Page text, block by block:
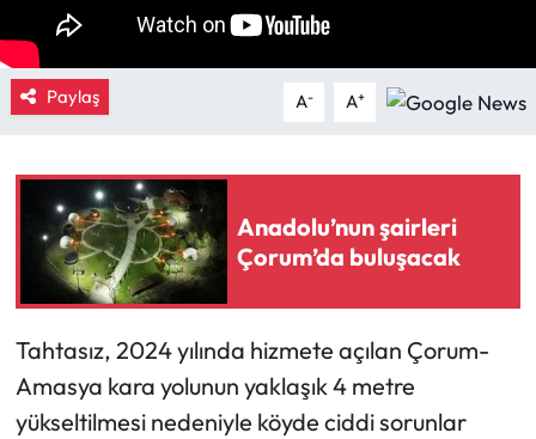
Paylaş A- A+
Anadolu’nun şairleri
Çorum’da buluşacak
Tahtasız, 2024 yılında hizmete açılan Çorum-
Amasya kara yolunun yaklaşık 4 metre
yükseltilmesi nedeniyle köyde ciddi sorunlar
İskilip Haberleri
Kargı Haberleri
Kültür Sanat
Laçin Haberleri
Mecitözü Haberleri